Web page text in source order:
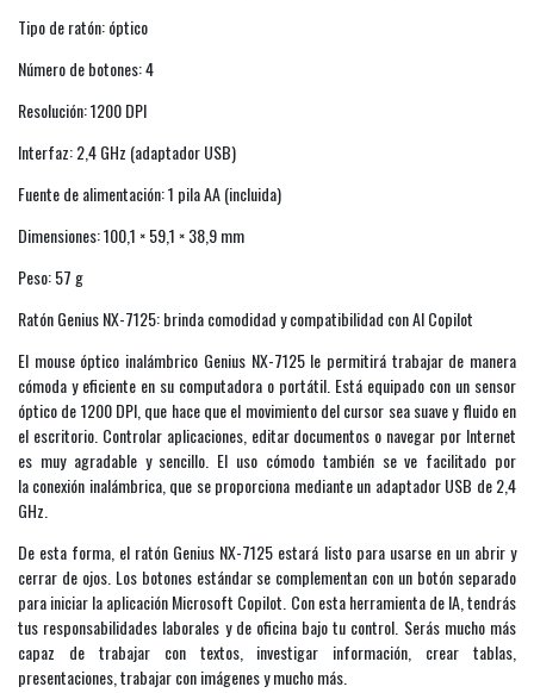
Tipo de ratón: óptico
Número de botones: 4
Resolución: 1200 DPI
Interfaz: 2,4 GHz (adaptador USB)
Fuente de alimentación: 1 pila AA (incluida)
Dimensiones: 100,1 × 59,1 × 38,9 mm
Peso: 57 g
Ratón Genius NX-7125: brinda comodidad y compatibilidad con AI Copilot
El mouse óptico inalámbrico Genius NX-7125 le permitirá trabajar de manera
cómoda y eficiente en su computadora o portátil. Está equipado con un sensor
óptico de 1200 DPI, que hace que el movimiento del cursor sea suave y fluido en
el escritorio. Controlar aplicaciones, editar documentos o navegar por Internet
es muy agradable y sencillo. El uso cómodo también se ve facilitado por
la conexión inalámbrica, que se proporciona mediante un adaptador USB de 2,4
GHz.
De esta forma, el ratón Genius NX-7125 estará listo para usarse en un abrir y
cerrar de ojos. Los botones estándar se complementan con un botón separado
para iniciar la aplicación Microsoft Copilot. Con esta herramienta de IA, tendrás
tus responsabilidades laborales y de oficina bajo tu control. Serás mucho más
capaz de trabajar con textos, investigar información, crear tablas,
presentaciones, trabajar con imágenes y mucho más.